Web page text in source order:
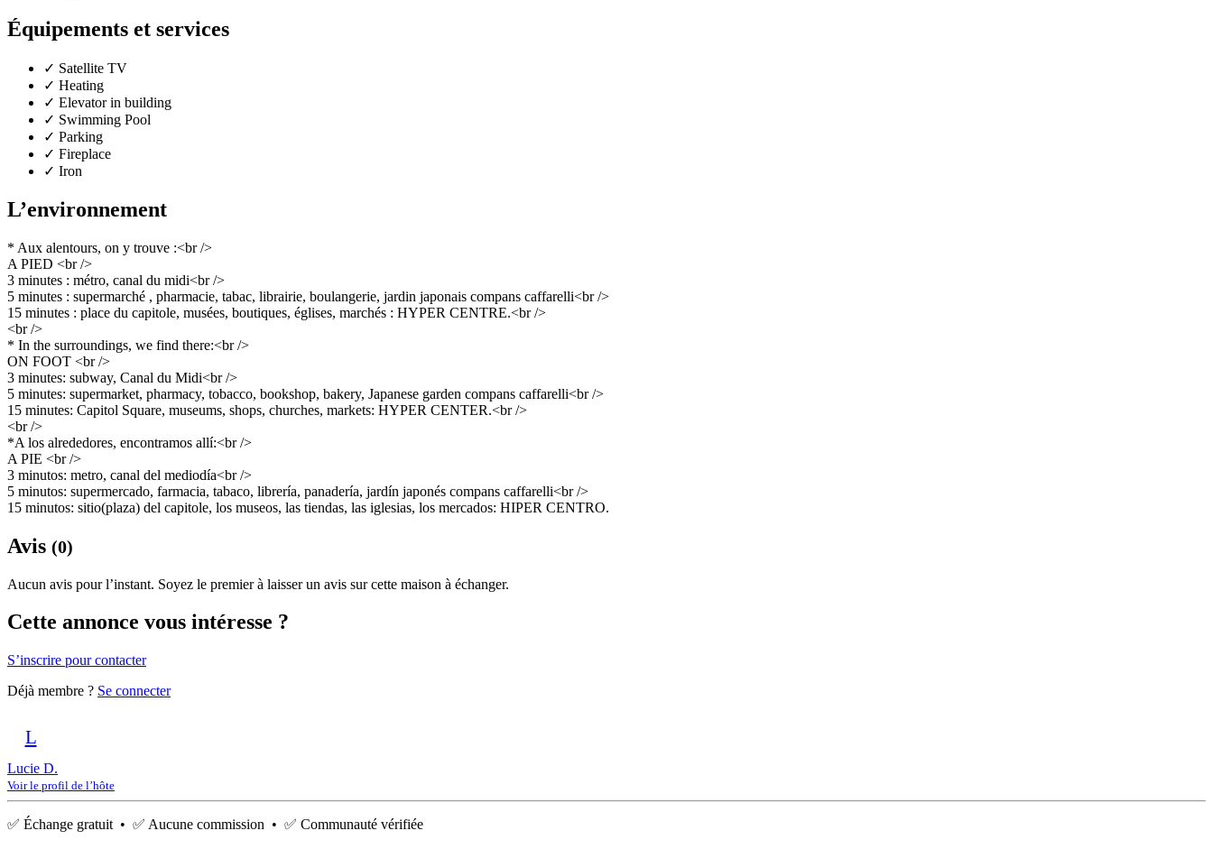
Équipements et services
✓ Satellite TV
✓ Heating
✓ Elevator in building
✓ Swimming Pool
✓ Parking
✓ Fireplace
✓ Iron
L’environnement
* Aux alentours, on y trouve :<br />
A PIED <br />
3 minutes : métro, canal du midi<br />
5 minutes : supermarché , pharmacie, tabac, librairie, boulangerie, jardin japonais compans caffarelli<br />
15 minutes : place du capitole, musées, boutiques, églises, marchés : HYPER CENTRE.<br />
<br />
* In the surroundings, we find there:<br />
ON FOOT <br />
3 minutes: subway, Canal du Midi<br />
5 minutes: supermarket, pharmacy, tobacco, bookshop, bakery, Japanese garden compans caffarelli<br />
15 minutes: Capitol Square, museums, shops, churches, markets: HYPER CENTER.<br />
<br />
*A los alrededores, encontramos allí:<br />
A PIE <br />
3 minutos: metro, canal del mediodía<br />
5 minutos: supermercado, farmacia, tabaco, librería, panadería, jardín japonés compans caffarelli<br />
15 minutos: sitio(plaza) del capitole, los museos, las tiendas, las iglesias, los mercados: HIPER CENTRO.
Avis (0)
Aucun avis pour l’instant. Soyez le premier à laisser un avis sur cette maison à échanger.
Cette annonce vous intéresse ?
S’inscrire pour contacter
Déjà membre ? Se connecter
L
Lucie D.
Voir le profil de l’hôte
✅ Échange gratuit • ✅ Aucune commission • ✅ Communauté vérifiée